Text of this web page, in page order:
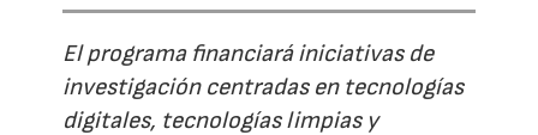
El programa financiará iniciativas de
investigación centradas en tecnologías
digitales, tecnologías limpias y